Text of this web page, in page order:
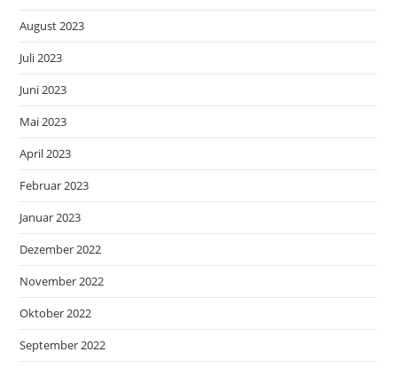
August 2023
Juli 2023
Juni 2023
Mai 2023
April 2023
Februar 2023
Januar 2023
Dezember 2022
November 2022
Oktober 2022
September 2022